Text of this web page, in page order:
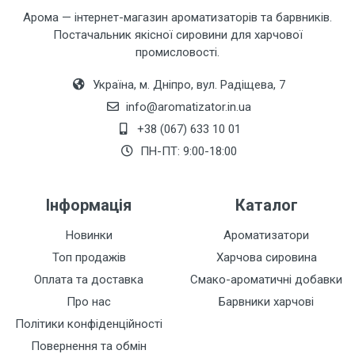
Залишити відгук
Арома — інтернет-магазин ароматизаторів та барвників.
Постачальник якісної сировини для харчової
промисловості.
Україна, м. Дніпро, вул. Радіщева, 7
info@aromatizator.in.ua
+38 (067) 633 10 01
ПН-ПТ: 9:00-18:00
Інформація
Новинки
Топ продажів
Оплата та доставка
Про нас
Політики конфіденційності
Повернення та обмін
Каталог
Ароматизатори
Харчова сировина
Смако-ароматичні добавки
Барвники харчові